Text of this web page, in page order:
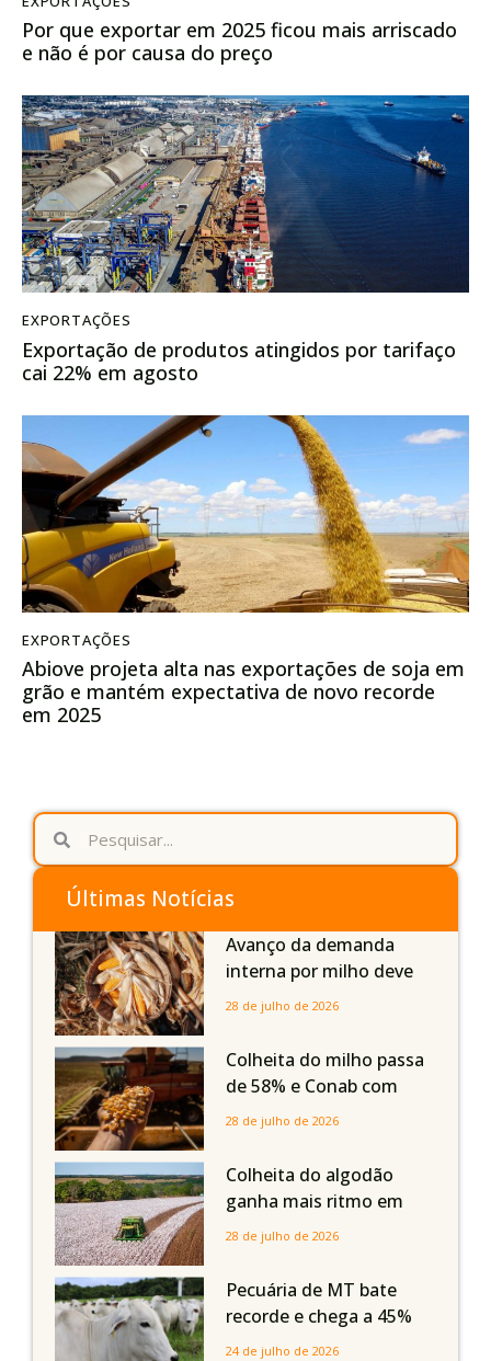
Por que exportar em 2025 ficou mais arriscado
e não é por causa do preço
EXPORTAÇÕES
Exportação de produtos atingidos por tarifaço
cai 22% em agosto
EXPORTAÇÕES
Abiove projeta alta nas exportações de soja em
grão e mantém expectativa de novo recorde
em 2025
Últimas Notícias
Avanço da demanda
interna por milho deve
compensar aumento da
em Mato Grosso, aponta
Imea
28 de julho de 2026
Colheita do milho passa
de 58% e Conab com
boas produtividades em
quedas em Tocantins,
Maranhão e Piauí
28 de julho de 2026
Colheita do algodão
ganha mais ritmo em
Mato Grosso, Mato
Maranhão
28 de julho de 2026
Pecuária de MT bate
recorde e chega a 45%
dos bovinos abatidos
24 de julho de 2026